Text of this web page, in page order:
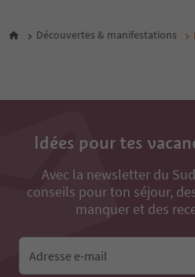
Découvertes & manifestations
Idées pour tes
Avec la newsletter du
conseils pour ton séjour,
manquer et des
Adresse e-mail